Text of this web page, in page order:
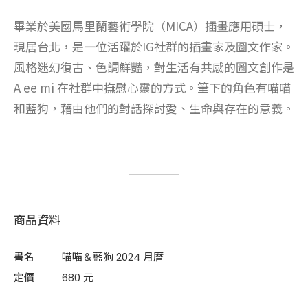
畢業於美國馬里蘭藝術學院（MICA）插畫應用碩士，
現居台北，是一位活躍於IG社群的插畫家及圖文作家。
風格迷幻復古、色調鮮豔，對生活有共感的圖文創作是
A ee mi 在社群中撫慰心靈的方式。筆下的角色有喵喵
和藍狗，藉由他們的對話探討愛、生命與存在的意義。
商品資料
書名
喵喵＆藍狗 2024 月曆
定價
680 元